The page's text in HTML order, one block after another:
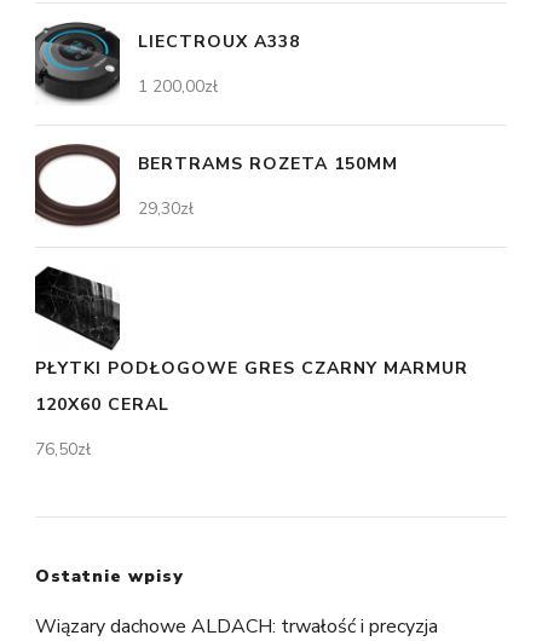
LIECTROUX A338
1 200,00zł
BERTRAMS ROZETA 150MM
29,30zł
PŁYTKI PODŁOGOWE GRES CZARNY MARMUR
120X60 CERAL
76,50zł
Ostatnie wpisy
Wiązary dachowe ALDACH: trwałość i precyzja